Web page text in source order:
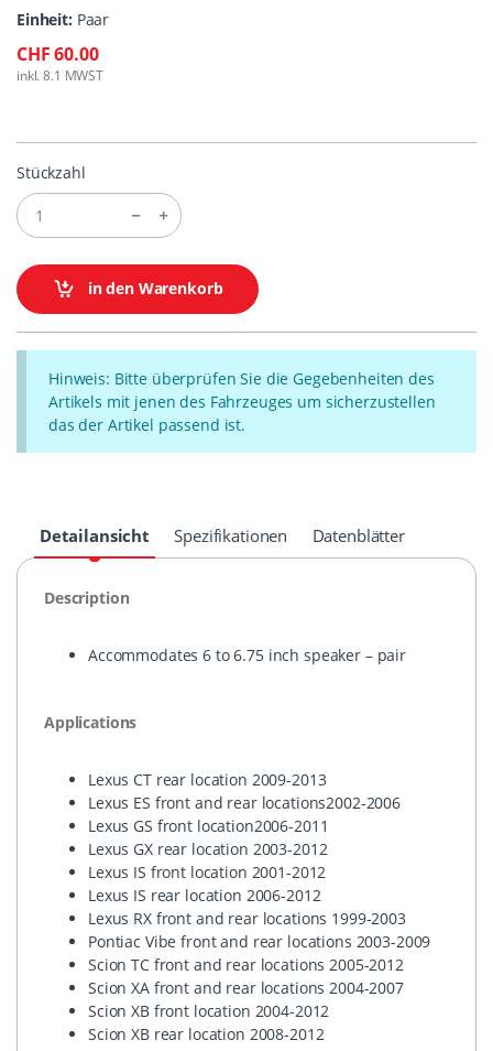
Einheit: Paar
CHF 60.00
inkl. 8.1 MWST
Stückzahl
in den Warenkorb
Hinweis: Bitte überprüfen Sie die Gegebenheiten des
Artikels mit jenen des Fahrzeuges um sicherzustellen
das der Artikel passend ist.
Detailansicht Spezifikationen Datenblätter
Description
Accommodates 6 to 6.75 inch speaker – pair
Applications
Lexus CT rear location 2009-2013
Lexus ES front and rear locations2002-2006
Lexus GS front location2006-2011
Lexus GX rear location 2003-2012
Lexus IS front location 2001-2012
Lexus IS rear location 2006-2012
Lexus RX front and rear locations 1999-2003
Pontiac Vibe front and rear locations 2003-2009
Scion TC front and rear locations 2005-2012
Scion XA front and rear locations 2004-2007
Scion XB front location 2004-2012
Scion XB rear location 2008-2012